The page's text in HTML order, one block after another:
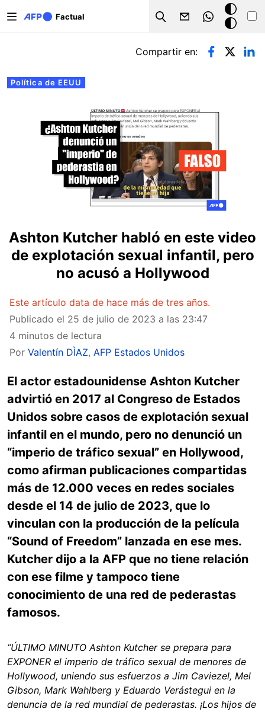
Factual
Search
Modo
oscuro
Solapas principales
Política de EEUU
Compartir en:
Ashton Kutcher habló en este video
de explotación sexual infantil, pero
no acusó a Hollywood
Este artículo data de hace más de tres años.
Publicado el 25 de julio de 2023 a las 23:47
4 minutos de lectura
Por Valentín DÌAZ, AFP Estados Unidos
El actor estadounidense Ashton Kutcher
advirtió en 2017 al Congreso de Estados
Unidos sobre casos de explotación sexual
infantil en el mundo, pero no denunció un
“imperio de tráfico sexual” en Hollywood,
como afirman publicaciones compartidas
más de 12.000 veces en redes sociales
desde el 14 de julio de 2023, que lo
vinculan con la producción de la película
“Sound of Freedom” lanzada en ese mes.
Kutcher dijo a la AFP que no tiene relación
con ese filme y tampoco tiene
conocimiento de una red de pederastas
famosos.
“ÚLTIMO MINUTO Ashton Kutcher se prepara para
EXPONER el imperio de tráfico sexual de menores de
Hollywood, uniendo sus esfuerzos a Jim Caviezel, Mel
Gibson, Mark Wahlberg y Eduardo Verástegui en la
denuncia de la red mundial de pederastas. ¡Los hijos de